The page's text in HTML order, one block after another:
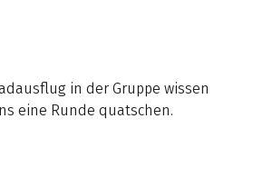
in der Gruppe wissen
eine Runde quatschen.